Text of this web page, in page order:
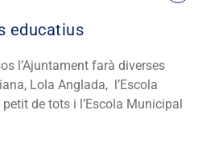
educatius
l’Ajuntament farà diverses
Lola Anglada, l’Escola
de tots i l’Escola Municipal